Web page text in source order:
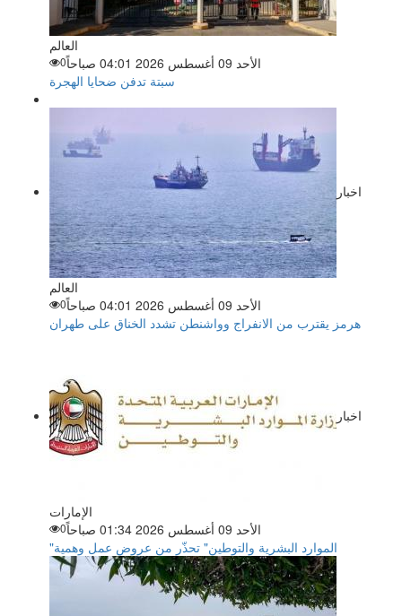
العالم
الأحد 09 أغسطس 2026 04:01 صباحاً
0
سبتة تدفن ضحايا الهجرة
اخبار
العالم
الأحد 09 أغسطس 2026 04:01 صباحاً
0
هرمز يقترب من الانفراج وواشنطن تشدد الخناق على طهران
اخبار
الإمارات
الأحد 09 أغسطس 2026 01:34 صباحاً
0
"الموارد البشرية والتوطين" تحذّر من عروض عمل وهمية